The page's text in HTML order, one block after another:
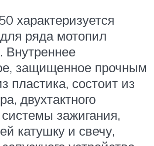
характеризуется
ряда мотопил
Внутреннее
защищенное прочным
пластика, состоит из
двухтактного
системы зажигания,
катушку и свечу,